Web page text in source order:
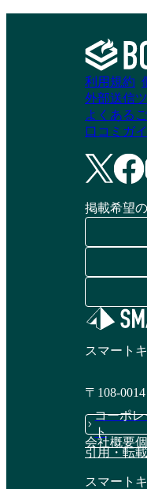
利用規約
外部送信
よくある
口コミガ
掲載希望
スマート
〒108-
コーポ
ト
会社概要
引用・転
スマート